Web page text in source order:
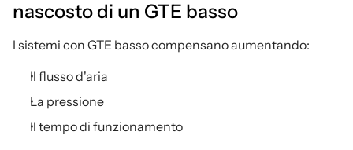
nascosto di un GTE basso
I sistemi con GTE basso compensano aumentando:
Il flusso d'aria
La pressione
Il tempo di funzionamento